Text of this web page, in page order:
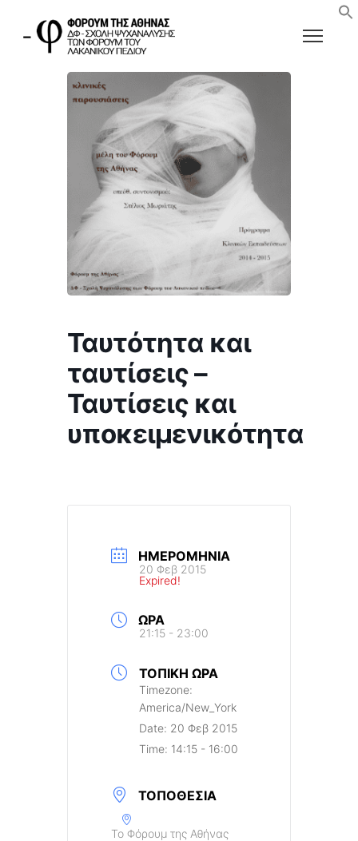
Ταυτότητα και
ταυτίσεις –
Ταυτίσεις και
υποκειμενικότητα
ΗΜΕΡΟΜΗΝΊΑ
20 Φεβ 2015
Expired!
ΏΡΑ
21:15 - 23:00
ΤΟΠΙΚΉ ΏΡΑ
Timezone:
America/New_York
Date: 20 Φεβ 2015
Time: 14:15 - 16:00
ΤΟΠΟΘΕΣΊΑ
Το Φόρουμ της Αθήνας